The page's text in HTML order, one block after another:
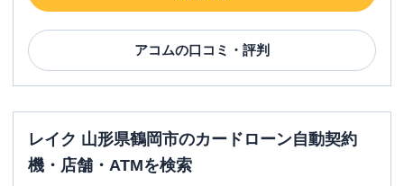
アコムの口コミ・評判
レイク 山形県鶴岡市のカードローン自動契約
機・店舗・ATMを検索